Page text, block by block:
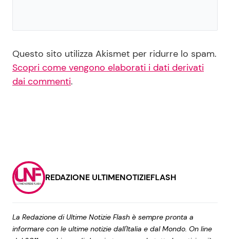
Questo sito utilizza Akismet per ridurre lo spam.
Scopri come vengono elaborati i dati derivati
dai commenti.
REDAZIONE ULTIMENOTIZIEFLASH
La Redazione di Ultime Notizie Flash è sempre pronta a
informare con le ultime notizie dall'Italia e dal Mondo. On line